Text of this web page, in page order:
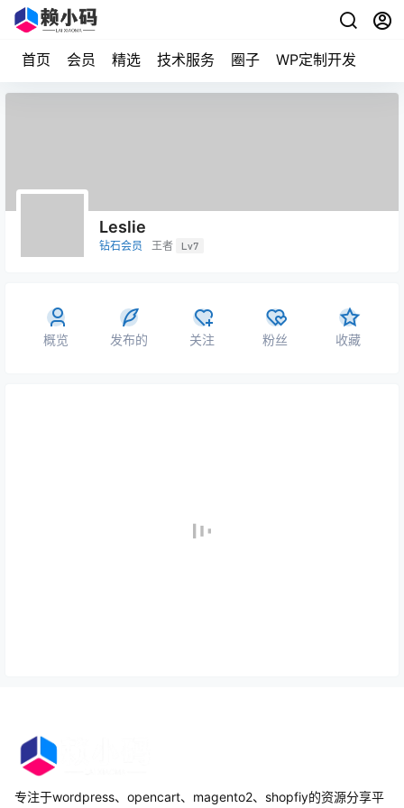
首页 会员 精选 技术服务 圈子 WP定制开发
Leslie
钻石会员 王者 Lv7
概览 发布的 关注 粉丝 收藏
专注于wordpress、opencart、magento2、shopfiy的资源分享平